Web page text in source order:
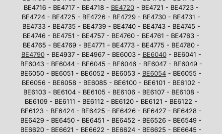
BE4716 - BE4717 - BE4718 - BE4720- BE4721 - BE4723 -
BE4724 - BE4725 - BE4726 - BE4729 - BE4730 - BE4731 -
BE4733 - BE4735 - BE4739 - BE4740 - BE4743 - BE4745 -
BE4746 - BE4751 - BE4757 - BE4760 - BE4761 - BE4763 -
BE4765 - BE4769 - BE4771 - BE4773 - BE4775 - BE4780 -
BE4790- BE4937 - BE4967 - BE6003 - BE6040- BE6041 -
BE6043 - BE6044 - BE6045 - BE6046 - BE6047 - BE6049 -
BE6050 - BE6051 - BE6052 - BE6053 - BE6054 - BE6055 -
BE6056 - BE6058 - BE6085 - BE6100 - BE6101 - BE6102 -
BE6103 - BE6104 - BE6105 - BE6106 - BE6107 - BE6108 -
BE6109 - BE6111 - BE6112 - BE6120 - BE6121 - BE6122 -
BE6123 - BE6424 - BE6425 - BE6426 - BE6427 - BE6428 -
BE6429 - BE6450 - BE6451 - BE6452 - BE6526 - BE6549 -
BE6620 - BE6621 - BE6622 - BE6624 - BE6625 - BE6645 -